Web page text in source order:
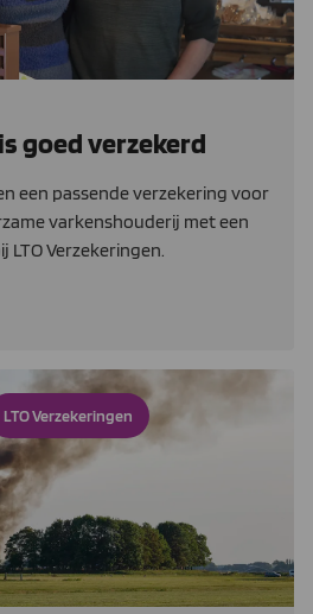
goed verzekerd
een passende verzekering voor
varkenshouderij met een
Verzekeringen.
LTO Verzekeringen